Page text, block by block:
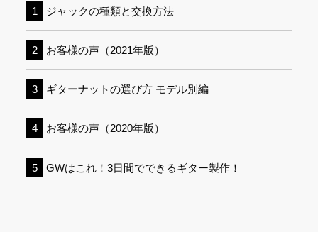
ジャックの種類と交換方法
お客様の声（2021年版）
ギターナットの選び方 モデル別編
お客様の声（2020年版）
GWはこれ！3日間でできるギター製作！